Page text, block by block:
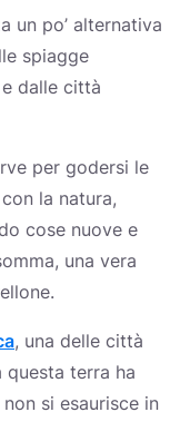
un po’ alternativa
spiagge
dalle città
per godersi le
la natura,
cose nuove e
una vera
, una delle città
questa terra ha
si esaurisce in